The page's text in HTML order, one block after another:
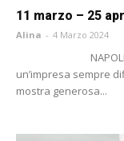
11 marzo – 25
Alina - 4 Marzo 2024
NAPOLI
un’impresa sempre
mostra generosa...